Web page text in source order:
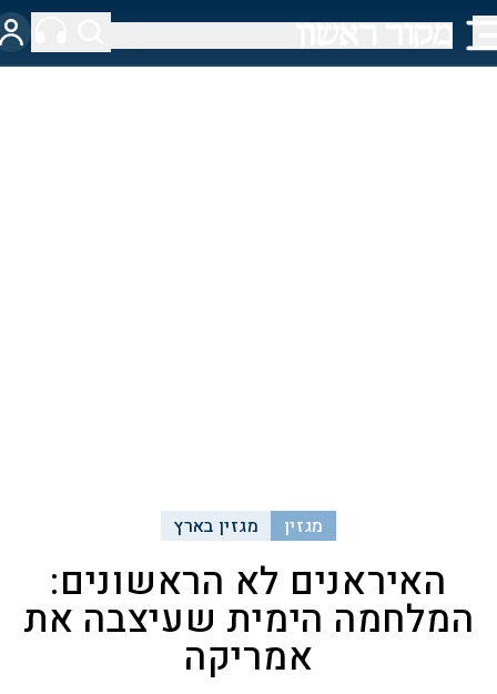
מגזין מגזין בארץ
האיראנים לא הראשונים:
המלחמה הימית שעיצבה את
אמריקה